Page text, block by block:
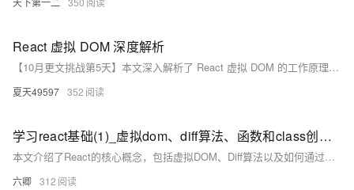
React 虚拟 DOM 深度解析
【10月更文挑战第5天】本文深入解析了 React 虚拟 DOM 的工作原理，包括其基础概念、优点与缺点，以及 Diff 算法的关键点。同时，分享了常见问题及解决方法，并介绍了作者在代码/项目上的成就和经验，如大型电商平台的前端重构和开源贡献。
夏天49597 352
学习react基础(1)_虚拟dom、diff算法、函数和class创建组件
本文介绍了React的核心概念，包括虚拟DOM、Diff算法以及如何通过函数和类创建React组件。
六卿 312